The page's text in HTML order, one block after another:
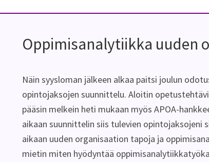
Oppimisanalytiikka uuden
Näin syysloman jälkeen alkaa paitsi joulun
opintojaksojen suunnittelu. Aloitin
pääsin melkein heti mukaan myös APOA-
aikaan suunnittelin siis tulevien opintojaksojeni
aikaan uuden organisaation tapoja ja
mietin miten hyödyntää